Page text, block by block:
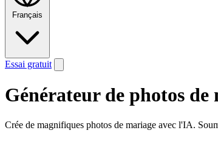
Français
Essai gratuit
Générateur de photos
Crée de magnifiques photos de mariage avec l'IA.